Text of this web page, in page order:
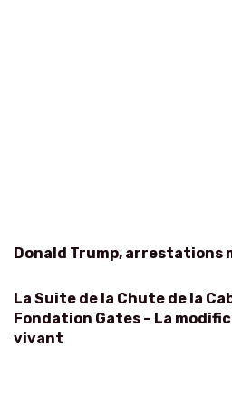
Donald Trump, arrestations
La Suite de la Chute de la
Fondation Gates – La
vivant